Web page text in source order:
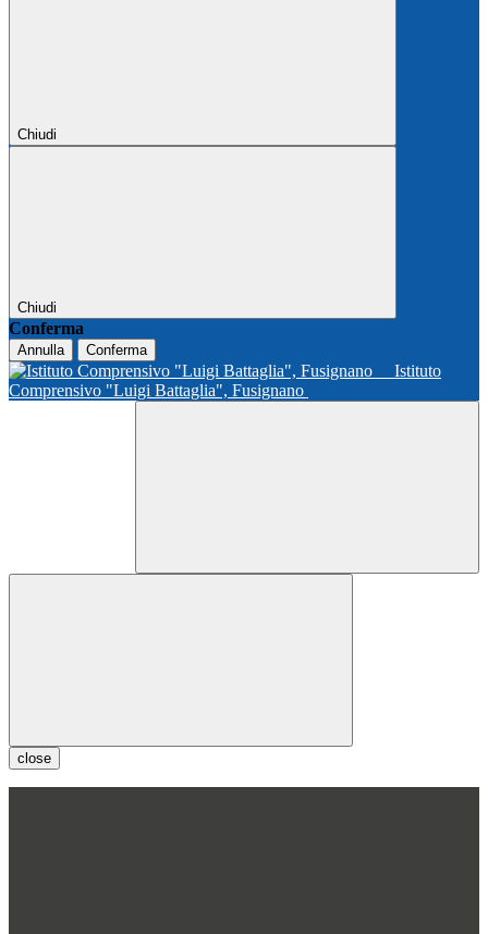
Chiudi
Chiudi
Conferma
Annulla Conferma
Istituto
Comprensivo "Luigi Battaglia", Fusignano
close